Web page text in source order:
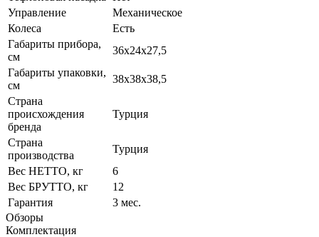
Управление
Механическое
Колеса
Есть
Габариты прибора,
см
36х24х27,5
Габариты упаковки,
см
38х38х38,5
Страна
происхождения
бренда
Турция
Страна
производства
Турция
Вес НЕТТО, кг
6
Вес БРУТТО, кг
12
Гарантия
3 мес.
Обзоры
Комплектация